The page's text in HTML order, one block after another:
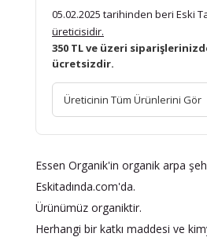
05.02.2025 tarihinden beri Eski
üreticisidir.
350 TL ve üzeri
ücretsizdir.
Üreticinin Tüm Ürünlerini Gör
Essen Organik'in organik arpa
Eskitadında.com'da.
Ürünümüz organiktir.
Herhangi bir katkı maddesi ve